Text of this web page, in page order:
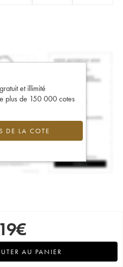
et illimité
plus de 150 000 cotes
DE LA COTE
19€
AU PANIER